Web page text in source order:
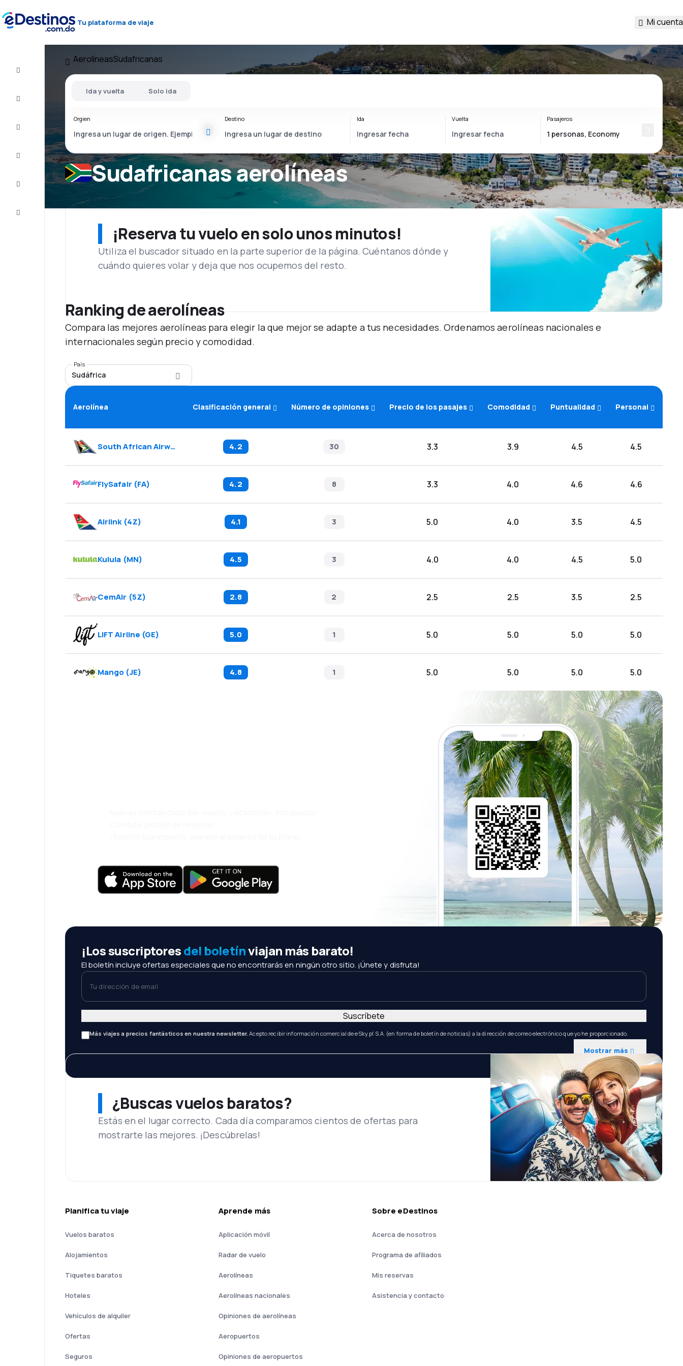
Tu plataforma de viaje Mi cuenta
Ofertas
Completa
el viaje
Inspiración
Atención
AerolíneasSudafricanas
Sudafricanas aerolíneas
Ida y vuelta Solo ida
Orgien Destino Ida Vuelta Pasajeros
¡Reserva tu vuelo en solo unos minutos!
Utiliza el buscador situado en la parte superior de la página. Cuéntanos dónde y
cuándo quieres volar y deja que nos ocupemos del resto.
Ranking de aerolíneas
Compara las mejores aerolíneas para elegir la que mejor se adapte a tus necesidades. Ordenamos aerolíneas nacionales e
internacionales según precio y comodidad.
País
Sudáfrica
Aerolínea Clasificación general Número de opiniones Precio de los pasajes Comodidad Puntualidad Personal
South African Airways 4.2 30 3.3 3.9 4.5 4.5
FlySafair (FA) 4.2 8 3.3 4.0 4.6 4.6
Airlink(4Z) 4.1 3 5.0 4.0 3.5 4.5
Kulula (MN) 4.5 3 4.0 4.0 4.5 5.0
CemAir (5Z) 2.8 2 2.5 2.5 3.5 2.5
LIFT Airline (GE) 5.0 1 5.0 5.0 5.0 5.0
Mango (JE) 4.8 1 5.0 5.0 5.0 5.0
¡Los suscriptoresdel boletínviajan más barato!
El boletín incluye ofertas especiales que no encontrarás en ningún otro sitio. ¡Únete y disfruta!
Tu dirección de email
Más viajes a precios fantásticos en nuestra newsletter. Acepto recibir información comercial de eSky.pl S.A. (en forma de boletín de noticias) a la dirección de correo electrónico que yo he proporcionado.
Mostrar más
Suscríbete
¿Buscas vuelos baratos?
Estás en el lugar correcto. Cada día comparamos cientos de ofertas para
mostrarte las mejores. ¡Descúbrelas!
Planifica tu viaje
Vuelos baratos
Alojamientos
Tiquetes baratos
Hoteles
Vehículos de alquiler
Ofertas
Seguros
Aprende más
Aplicación móvil
Radar de vuelo
Aerolíneas
Aerolíneas nacionales
Opiniones de aerolíneas
Aeropuertos
Opiniones de aeropuertos
Sobre eDestinos
Acerca de nosotros
Programa de afiliados
Mis reservas
Asistencia y contacto